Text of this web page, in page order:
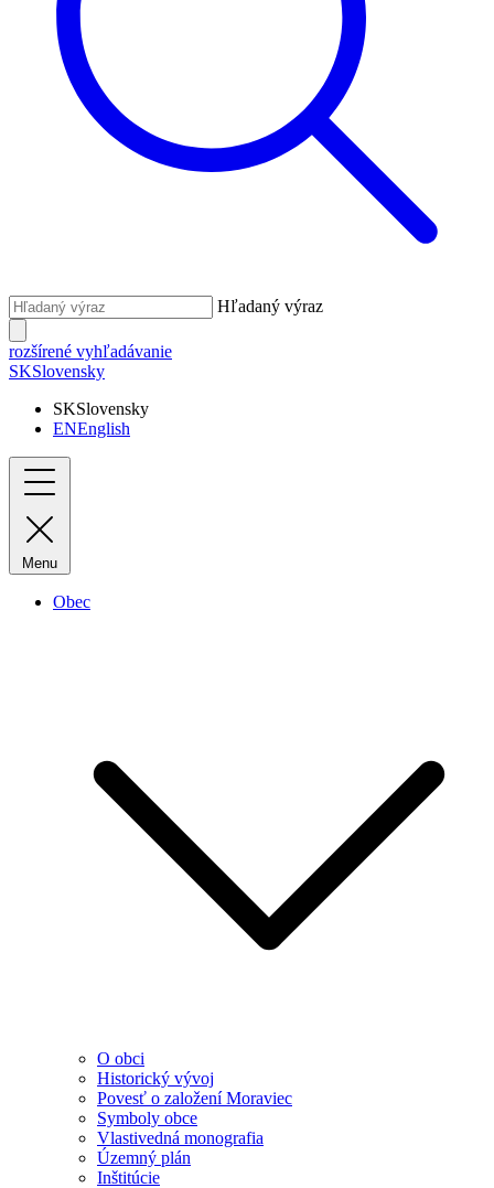
Hľadaný výraz
rozšírené vyhľadávanie
SKSlovensky
SKSlovensky
ENEnglish
Menu
Obec
O obci
Historický vývoj
Povesť o založení Moraviec
Symboly obce
Vlastivedná monografia
Územný plán
Inštitúcie